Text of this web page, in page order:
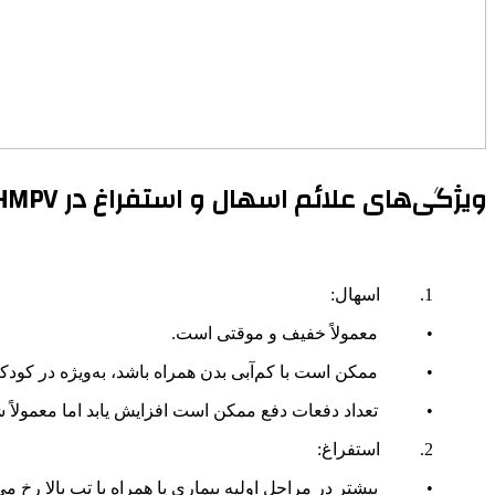
ویژگی‌های علائم اسهال و استفراغ در HMPV:
• معمولاً خفیف و موقتی است.
• ممکن است با کم‌آبی بدن همراه باشد، به‌ویژه در
• تعداد دفعات دفع ممکن است افزایش یابد اما معمولاً
• بیشتر در مراحل اولیه بیماری یا همراه با تب بالا رخ